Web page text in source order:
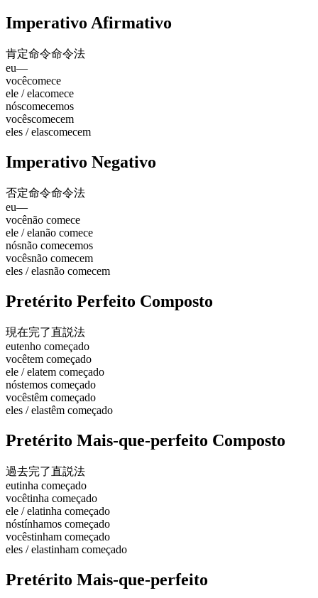
Imperativo Afirmativo
肯定命令命令法
eu—
vocêcomece
ele / elacomece
nóscomecemos
vocêscomecem
eles / elascomecem
Imperativo Negativo
否定命令命令法
eu—
vocênão comece
ele / elanão comece
nósnão comecemos
vocêsnão comecem
eles / elasnão comecem
Pretérito Perfeito Composto
現在完了直説法
eutenho começado
vocêtem começado
ele / elatem começado
nóstemos começado
vocêstêm começado
eles / elastêm começado
Pretérito Mais-que-perfeito Composto
過去完了直説法
eutinha começado
vocêtinha começado
ele / elatinha começado
nóstínhamos começado
vocêstinham começado
eles / elastinham começado
Pretérito Mais-que-perfeito